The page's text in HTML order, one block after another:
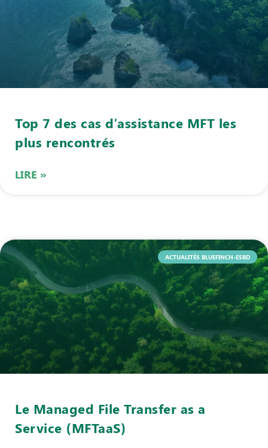
Top 7 des cas d’assistance MFT les
plus rencontrés
LIRE »
ACTUALITÉS BLUEFINCH-ESBD
Le Managed File Transfer as a
Service (MFTaaS)